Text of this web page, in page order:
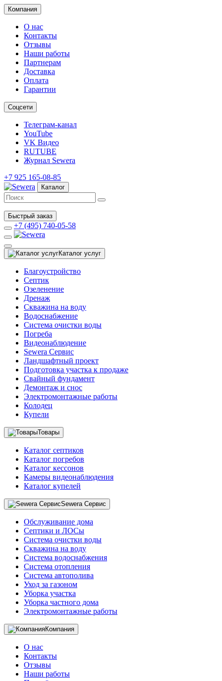
Компания
О нас
Контакты
Отзывы
Наши работы
Партнерам
Доставка
Оплата
Гарантии
Соцсети
Телеграм-канал
YouTube
VK Видео
RUTUBE
Журнал Sewera
+7 925 165-08-85
Каталог
Быстрый заказ
+7 (495) 740-05-58
Каталог услуг
Благоустройство
Септик
Озеленение
Дренаж
Скважина на воду
Водоснабжение
Система очистки воды
Погреба
Видеонаблюдение
Sewera Сервис
Ландшафтный проект
Подготовка участка к продаже
Свайный фундамент
Демонтаж и снос
Электромонтажные работы
Колодец
Купели
Товары
Каталог септиков
Каталог погребов
Каталог кессонов
Камеры видеонаблюдения
Каталог купелей
Sewera Сервис
Обслуживание дома
Септики и ЛОСы
Система очистки воды
Скважина на воду
Система водоснабжения
Система отопления
Система автополива
Уход за газоном
Уборка участка
Уборка частного дома
Электромонтажные работы
Компания
О нас
Контакты
Отзывы
Наши работы